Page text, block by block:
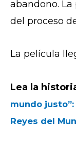
abandono.
del proceso
La película
Lea la
mundo
Reyes del